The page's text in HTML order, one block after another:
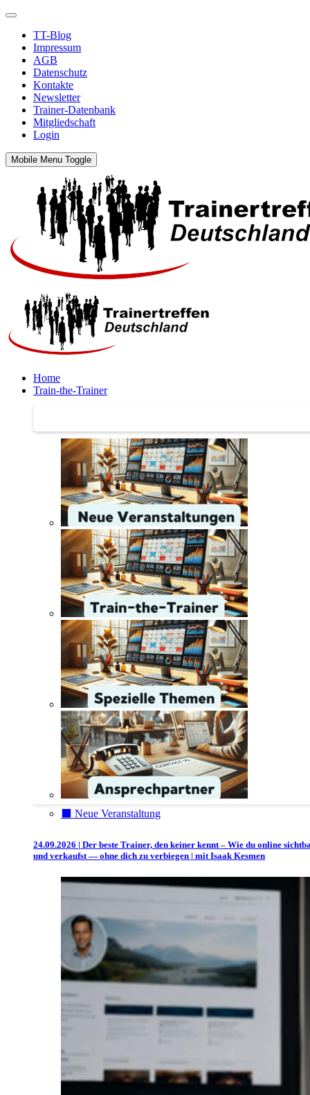
TT-Blog
Impressum
AGB
Datenschutz
Kontakte
Newsletter
Trainer-Datenbank
Mitgliedschaft
Login
Mobile Menu Toggle
Home
Train-the-Trainer
⬛️ Neue Veranstaltung
24.09.2026 | Der beste Trainer, den keiner kennt – Wie du online
und verkaufst — ohne dich zu verbiegen | mit Isaak Kesmen